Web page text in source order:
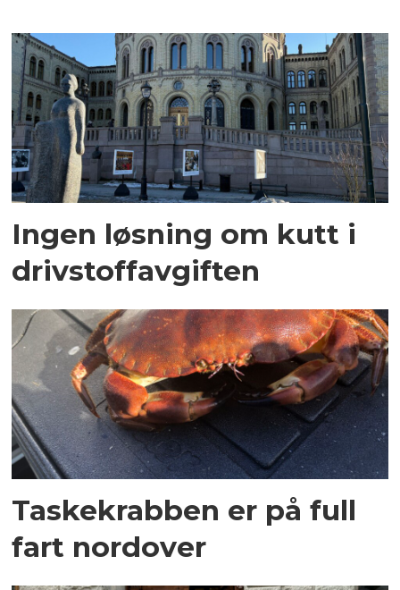
Ingen løsning om kutt i
drivstoffavgiften
Taskekrabben er på full
fart nordover